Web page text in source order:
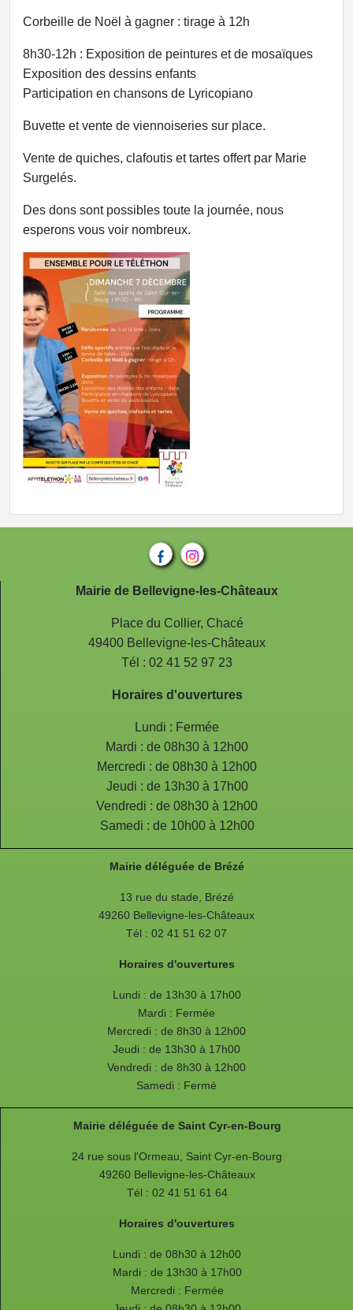
Corbeille de Noël à gagner : tirage à 12h
8h30-12h : Exposition de peintures et de mosaïques
Exposition des dessins enfants
Participation en chansons de Lyricopiano
Buvette et vente de viennoiseries sur place.
Vente de quiches, clafoutis et tartes offert par Marie
Surgelés.
Des dons sont possibles toute la journée, nous
esperons vous voir nombreux.
Mairie de Bellevigne-les-Châteaux
Place du Collier, Chacé
49400 Bellevigne-les-Châteaux
Tél : 02 41 52 97 23
Horaires d'ouvertures
Lundi : Fermée
Mardi : de 08h30 à 12h00
Mercredi : de 08h30 à 12h00
Jeudi : de 13h30 à 17h00
Vendredi : de 08h30 à 12h00
Samedi : de 10h00 à 12h00
Mairie déléguée de Brézé
13 rue du stade, Brézé
49260 Bellevigne-les-Châteaux
Tél : 02 41 51 62 07
Horaires d'ouvertures
Lundi : de 13h30 à 17h00
Mardi : Fermée
Mercredi : de 8h30 à 12h00
Jeudi : de 13h30 à 17h00
Vendredi : de 8h30 à 12h00
Samedi : Fermé
Mairie déléguée de Saint Cyr-en-Bourg
24 rue sous l'Ormeau, Saint Cyr-en-Bourg
49260 Bellevigne-les-Châteaux
Tél : 02 41 51 61 64
Horaires d'ouvertures
Lundi : de 08h30 à 12h00
Mardi : de 13h30 à 17h00
Mercredi : Fermée